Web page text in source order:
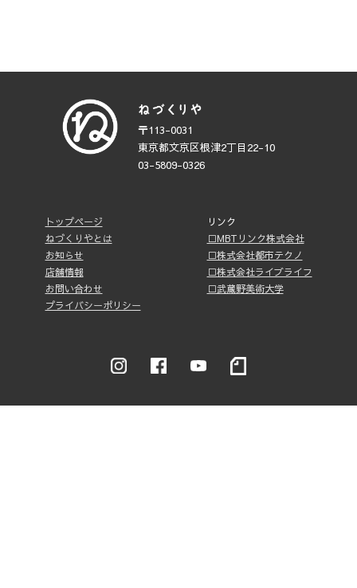
〒113-0031
東京都文京区根津2丁目22-10
03-5809-0326
トップページ
ねづくりやとは
お知らせ
店舗情報
お問い合わせ
プライバシーポリシー
リンク
□MBTリンク株式会社
□株式会社都市テクノ
□株式会社ライブライフ
□武蔵野美術大学